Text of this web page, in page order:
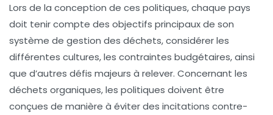
Lors de la conception de ces politiques, chaque pays
doit tenir compte des objectifs principaux de son
système de gestion des déchets, considérer les
différentes cultures, les contraintes budgétaires, ainsi
que d’autres défis majeurs à relever. Concernant les
déchets organiques, les politiques doivent être
conçues de manière à éviter des incitations contre-